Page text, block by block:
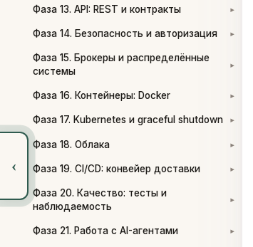
Фаза 13. API: REST и контракты ▾
Фаза 14. Безопасность и авторизация ▾
Фаза 15. Брокеры и распределённые
системы
▾
Фаза 16. Контейнеры: Docker ▾
Фаза 17. Kubernetes и graceful shutdown ▾
Фаза 18. Облака ▾
Фаза 19. CI/CD: конвейер доставки ▾
Фаза 20. Качество: тесты и
наблюдаемость
▾
Фаза 21. Работа с AI-агентами ▾
‹